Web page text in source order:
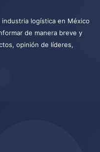
logística en México
de manera breve y
opinión de líderes,